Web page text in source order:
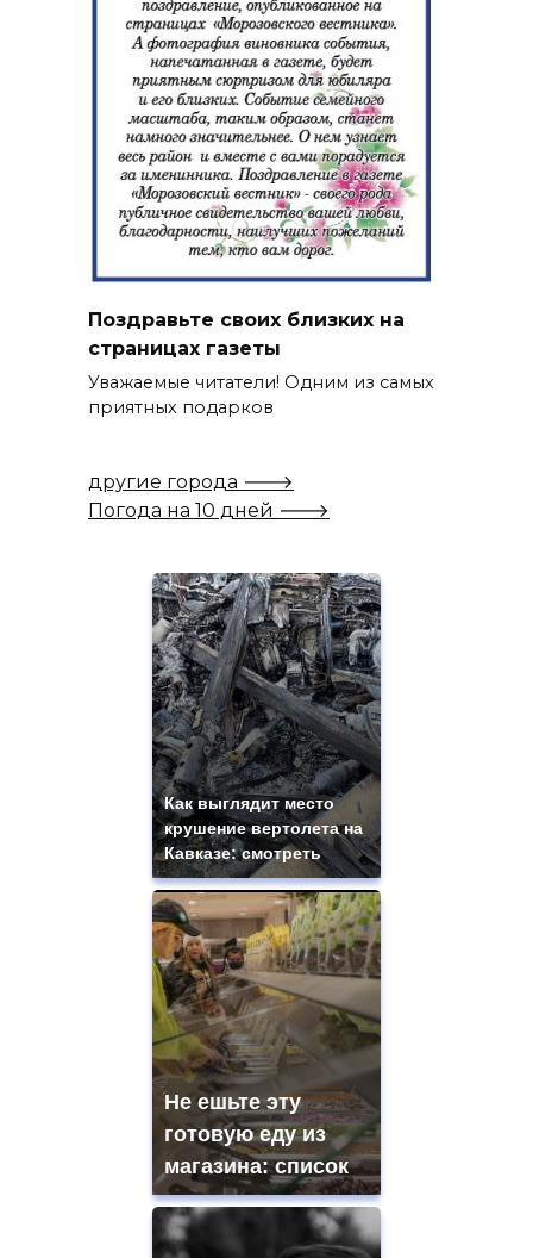
Поздравьте своих близких на
страницах газеты
Уважаемые читатели! Одним из самых
приятных подарков
другие города 🡒
Погода на 10 дней 🡒
Как выглядит место
крушение вертолета на
Кавказе: смотреть
Не ешьте эту
готовую еду из
магазина: список